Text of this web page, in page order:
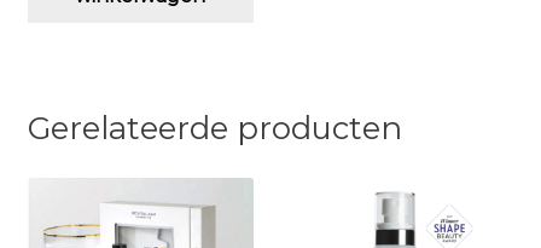
Gerelateerde producten